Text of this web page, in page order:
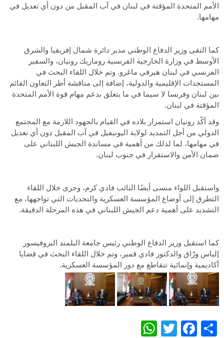
الأمم المتحدة المؤقتة في لبنان في آب المقبل من دون أي تعديل في
مهامها.
كما التقى وزير الدفاع الوطني مدير دائرة شمال إفريقيا والشرق
الأوسط في وزارة الخارجية الفرنسية روماريك رونيان، والسفير
الفرنسي في لبنان هيرفي ماغرو. وتم خلال اللقاء البحث في
المستجدات الإقليمية والدولية، إضافة إلى مناقشة أطر التعاون القائم
بين لبنان وفرنسا لا سيما في ما يتعلق بدعم مهام قوة الأمم المتحدة
المؤقتة في لبنان.
وقد أكّد رونيان استمرار بلاده في القيام بالجهود اللازمة مع المجتمع
الدولي من أجل التمديد لولاية اليونيفيل في آب المقبل دون أي تعديل
في مهامها، لما لذلك من أهمية في مساندة الجيش اللبناني على
ضمان الأمن والاستقرار في جنوب لبنان.
واستقبل اللواء منسى أيضًا النائب فادي كرم، وجرى خلال اللقاء
التطرق إلى أوضاع المؤسسة العسكرية والتحديات التي تواجهها، مع
التشديد على أهمية دعم الجيش اللبناني في هذه المرحلة الدقيقة.
كما استقبل وزير الدفاع الوطني رئيس جامعة البلمند البروفيسور
إلياس ورّاق والدكتور فادي قمير، وتم خلال اللقاء البحث في قضايا
أكاديمية وإنمائية تتقاطع مع دور المؤسسة العسكرية.
Share
Facebook
Twitter